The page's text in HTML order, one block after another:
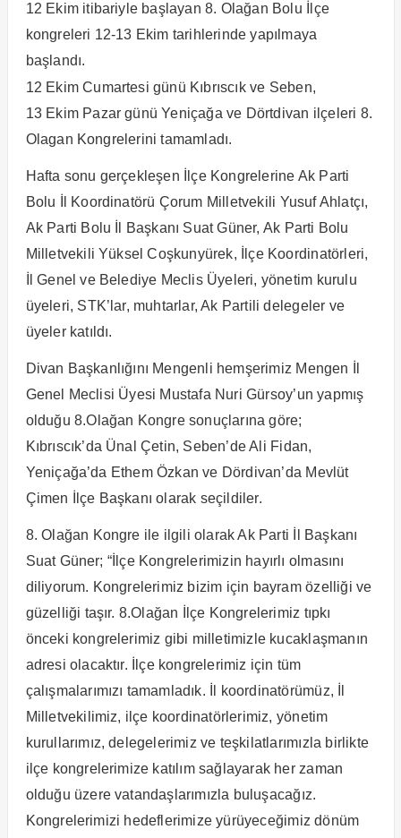
12 Ekim itibariyle başlayan 8. Olağan Bolu İlçe
kongreleri 12-13 Ekim tarihlerinde yapılmaya
başlandı.
12 Ekim Cumartesi günü Kıbrıscık ve Seben,
13 Ekim Pazar günü Yeniçağa ve Dörtdivan ilçeleri 8.
Olagan Kongrelerini tamamladı.
Hafta sonu gerçekleşen İlçe Kongrelerine Ak Parti
Bolu İl Koordinatörü Çorum Milletvekili Yusuf Ahlatçı,
Ak Parti Bolu İl Başkanı Suat Güner, Ak Parti Bolu
Milletvekili Yüksel Coşkunyürek, İlçe Koordinatörleri,
İl Genel ve Belediye Meclis Üyeleri, yönetim kurulu
üyeleri, STK’lar, muhtarlar, Ak Partili delegeler ve
üyeler katıldı.
Divan Başkanlığını Mengenli hemşerimiz Mengen İl
Genel Meclisi Üyesi Mustafa Nuri Gürsoy’un yapmış
olduğu 8.Olağan Kongre sonuçlarına göre;
Kıbrıscık’da Ünal Çetin, Seben’de Ali Fidan,
Yeniçağa’da Ethem Özkan ve Dördivan’da Mevlüt
Çimen İlçe Başkanı olarak seçildiler.
8. Olağan Kongre ile ilgili olarak Ak Parti İl Başkanı
Suat Güner; “İlçe Kongrelerimizin hayırlı olmasını
diliyorum. Kongrelerimiz bizim için bayram özelliği ve
güzelliği taşır. 8.Olağan İlçe Kongrelerimiz tıpkı
önceki kongrelerimiz gibi milletimizle kucaklaşmanın
adresi olacaktır. İlçe kongrelerimiz için tüm
çalışmalarımızı tamamladık. İl koordinatörümüz, İl
Milletvekilimiz, ilçe koordinatörlerimiz, yönetim
kurullarımız, delegelerimiz ve teşkilatlarımızla birlikte
ilçe kongrelerimize katılım sağlayarak her zaman
olduğu üzere vatandaşlarımızla buluşacağız.
Kongrelerimizi hedeflerimize yürüyeceğimiz dönüm